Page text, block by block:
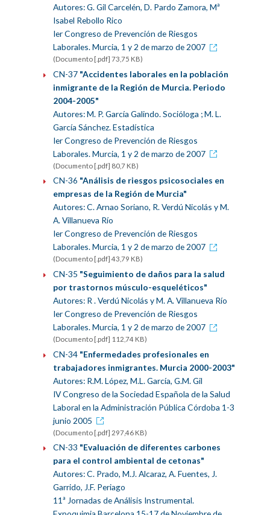
Autores: G. Gil Carcelén, D. Pardo Zamora, Mª
Isabel Rebollo Rico
Ier Congreso de Prevención de Riesgos
Laborales. Murcia, 1 y 2 de marzo de 2007
(Documento [.pdf] 73,75 KB)
CN-37"Accidentes laborales en la población
inmigrante de la Región de Murcia. Periodo
2004-2005"
Autores: M. P. García Galindo. Socióloga ; M. L.
García Sánchez. Estadística
Ier Congreso de Prevención de Riesgos
Laborales. Murcia, 1 y 2 de marzo de 2007
(Documento [.pdf] 80,7 KB)
CN-36 "Análisis de riesgos psicosociales en
empresas de la Región de Murcia"
Autores: C. Arnao Soriano, R. Verdú Nicolás y M.
A. Villanueva Río
Ier Congreso de Prevención de Riesgos
Laborales. Murcia, 1 y 2 de marzo de 2007
(Documento [.pdf] 43,79 KB)
CN-35 "Seguimiento de daños para la salud
por trastornos músculo-esqueléticos"
Autores: R . Verdú Nicolás y M. A. Villanueva Río
Ier Congreso de Prevención de Riesgos
Laborales. Murcia, 1 y 2 de marzo de 2007
(Documento [.pdf] 112,74 KB)
CN-34 "Enfermedades profesionales en
trabajadores inmigrantes. Murcia 2000-2003"
Autores: R.M. López, M.L. García, G.M. Gil
IV Congreso de la Sociedad Española de la Salud
Laboral en la Administración Pública Córdoba 1-3
junio 2005
(Documento [.pdf] 297,46 KB)
CN-33 "Evaluación de diferentes carbones
para el control ambiental de cetonas"
Autores: C. Prado, M.J. Alcaraz, A. Fuentes, J.
Garrido, J.F. Periago
11ª Jornadas de Análisis Instrumental.